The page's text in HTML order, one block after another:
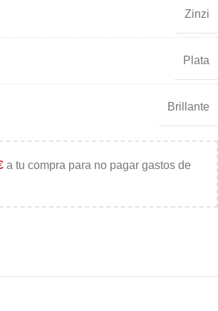
Zinzi
Plata
Brillante
a tu compra para no pagar gastos de